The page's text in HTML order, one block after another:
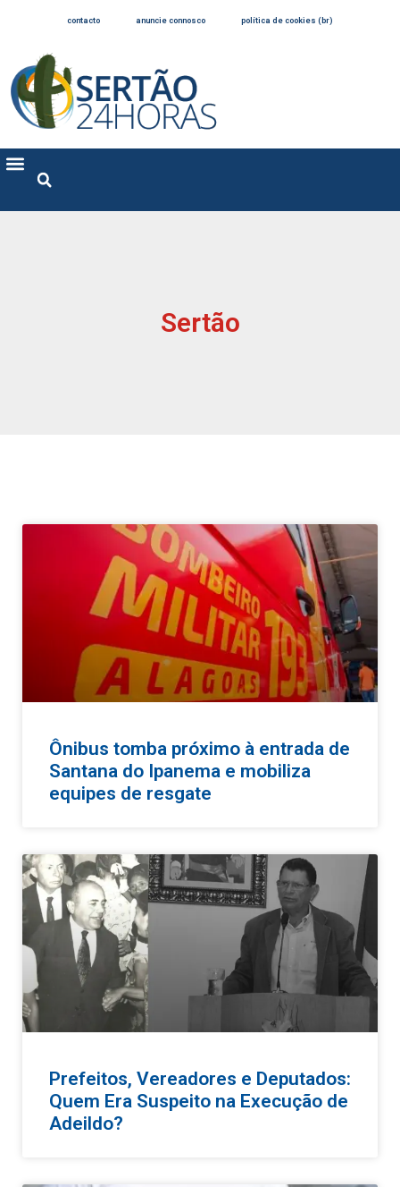
contacto anuncie connosco política de cookies (br)
Sertão
Ônibus tomba próximo à entrada de
Santana do Ipanema e mobiliza
equipes de resgate
Prefeitos, Vereadores e Deputados:
Quem Era Suspeito na Execução de
Adeildo?